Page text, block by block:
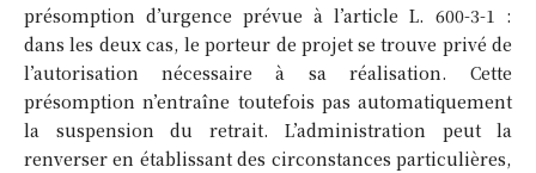
présomption d’urgence prévue à l’article L. 600-3-1 :
dans les deux cas, le porteur de projet se trouve privé de
l’autorisation nécessaire à sa réalisation. Cette
présomption n’entraîne toutefois pas automatiquement
la suspension du retrait. L’administration peut la
renverser en établissant des circonstances particulières,